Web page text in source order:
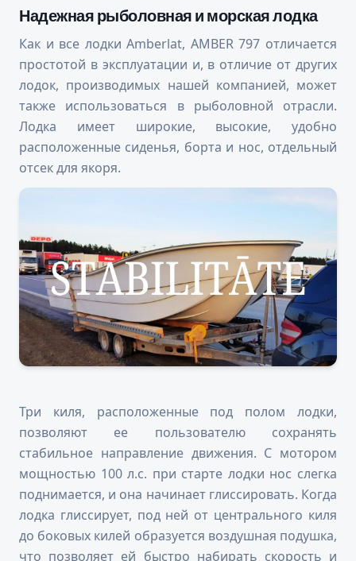
Надежная рыболовная и морская лодка
Как и все лодки Amberlat, AMBER 797 отличается
простотой в эксплуатации и, в отличие от других
лодок, производимых нашей компанией, может
также использоваться в рыболовной отрасли.
Лодка имеет широкие, высокие, удобно
расположенные сиденья, борта и нос, отдельный
отсек для якоря.
Три киля, расположенные под полом лодки,
позволяют ее пользователю сохранять
стабильное направление движения. С мотором
мощностью 100 л.с. при старте лодки нос слегка
поднимается, и она начинает глиссировать. Когда
лодка глиссирует, под ней от центрального киля
до боковых килей образуется воздушная подушка,
что позволяет ей быстро набирать скорость и